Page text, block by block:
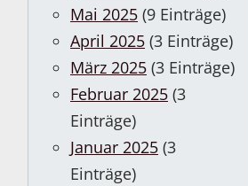
Mai 2025 (9 Einträge)
April 2025 (3 Einträge)
März 2025 (3 Einträge)
Februar 2025 (3
Einträge)
Januar 2025 (3
Einträge)